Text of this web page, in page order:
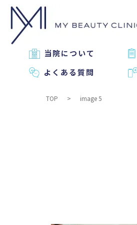
当院について
よくある質問
TOP image 5